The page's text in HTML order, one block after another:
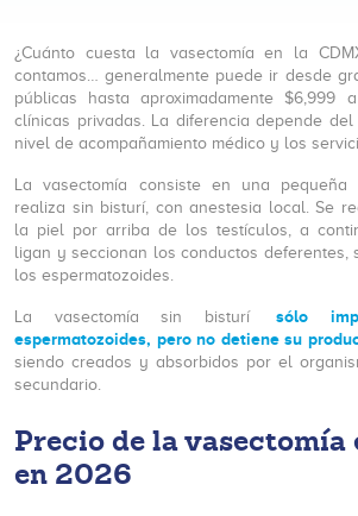
¿Cuánto cuesta la vasectomía en la
contamos… generalmente puede ir desde
públicas hasta aproximadamente $6,999
clínicas privadas. La diferencia depende
nivel de acompañamiento médico y los
La vasectomía consiste en una pequeña
realiza sin bisturí, con anestesia local. Se
la piel por arriba de los testículos, a
ligan y seccionan los conductos deferentes,
los espermatozoides.
La vasectomía sin bisturí
sólo
espermatozoides, pero no detiene su
siendo creados y absorbidos por el
secundario.
Precio de la vasectomía
en 2026